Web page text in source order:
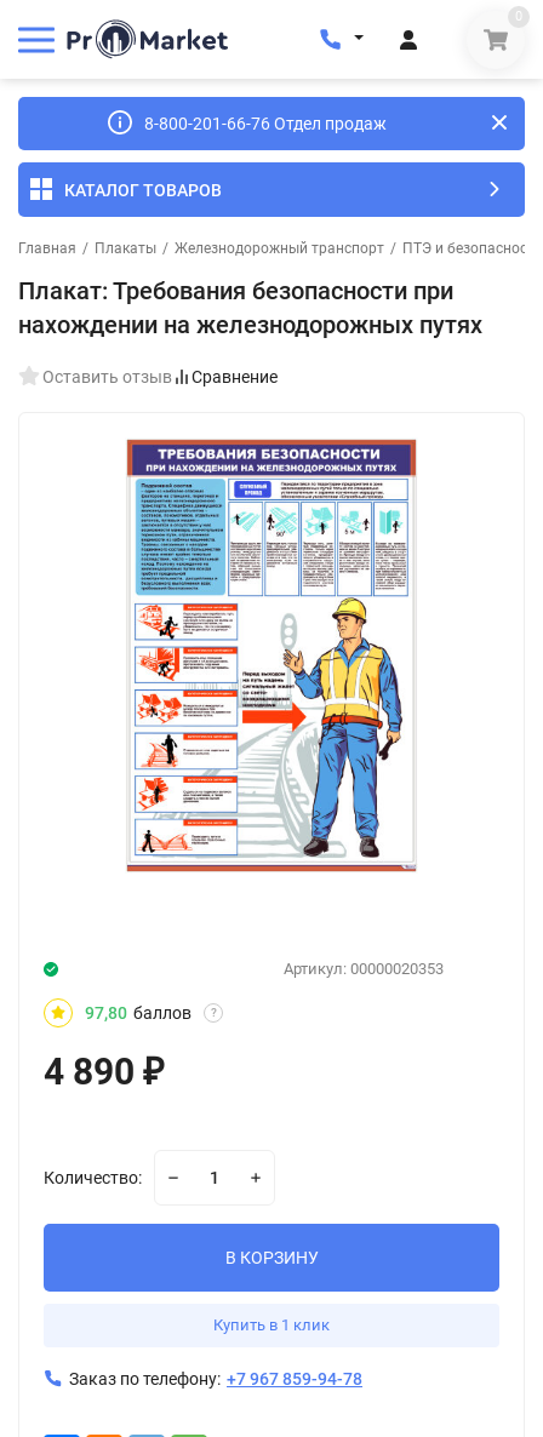
0
8-800-201-66-76 Отдел продаж
КАТАЛОГ ТОВАРОВ
Главная / Плакаты / Железнодорожный транспорт / ПТЭ и
Плакат: Требования безопасности при
нахождении на железнодорожных путях
Оставить отзыв Сравнение
Артикул: 00000020353
97,80 баллов ?
4 890 ₽
Количество:
В КОРЗИНУ
Купить в 1 клик
Заказ по телефону: +7 967 859-94-78